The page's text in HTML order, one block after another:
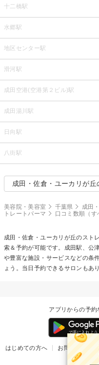
十二橋駅
水郷駅
地区センター駅
滑河駅
成田空港(空港第２ビル)駅
成田湯川駅
日向駅
八街駅
成田・佐倉・ユーカリが
美容院・美容室 千葉県 成田
トレートパーマ
口コミ数順（す
成田・佐倉・ユーカリが丘の スト
索＆予約が可能です。成田駅、公
や豊富な施設・サービスなどの条
ょう。当日予約できるサロンもあ
アプリからの予約
はじめての方へ お問い合わせ
掲載ご希